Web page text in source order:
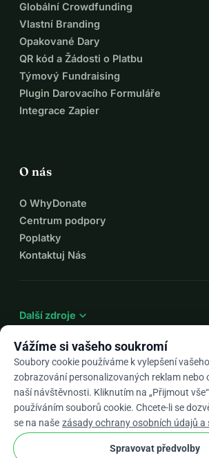
Globální Crowdfunding
Vlastní Branding
Opakované Dary
QR kód a Žádosti o Platbu
Týmový Fundraising
Plugin Darovacího Formuláře
Integrace Zapier
O nás
O WhyDonate
Centrum podpory
Poplatky
Kontaktuj Nás
Další zdroje expand_more
Csarrow_drop_down
★★★★★4,9 / 5 na základě 500+
Vážíme si vašeho soukromí
Soubory cookie používáme k vylepšení
zobrazování personalizovaných reklam nebo
naší návštěvnosti. Kliknutím na „Přijmout
používáním souborů cookie. Chcete-li se
se na naše zásady ochrany osobních údajů a
Spravovat předvolby